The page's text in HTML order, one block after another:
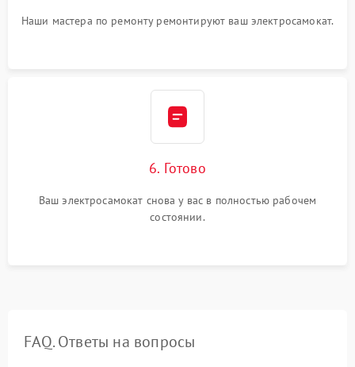
Наши мастера по ремонту ремонтируют ваш электросамокат.
6. Готово
Ваш электросамокат снова у вас в полностью рабочем
состоянии.
FAQ. Ответы на вопросы